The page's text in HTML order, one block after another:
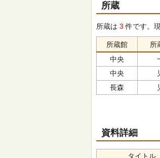
所蔵
所蔵は 3 件です。
所蔵館 所
中央
中央
長森
資料詳細
タイトル